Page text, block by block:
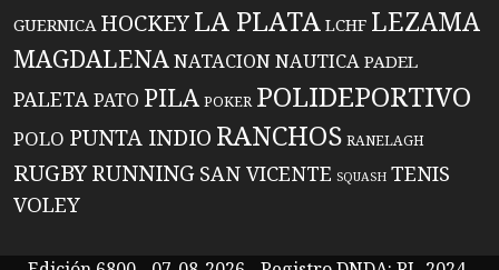
GUERNICA HOCKEYLA PLATA LCHF LEZAMA
MAGDALENANATACIONNAUTICA PADEL
PALETAPATO PILA POKER POLIDEPORTIVO
POLO PUNTA INDIO RANCHOS RANELAGH
RUGBYRUNNING SAN VICENTE SQUASH TENIS
VOLEY